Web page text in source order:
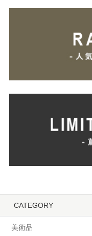
CATEGORY
美術品